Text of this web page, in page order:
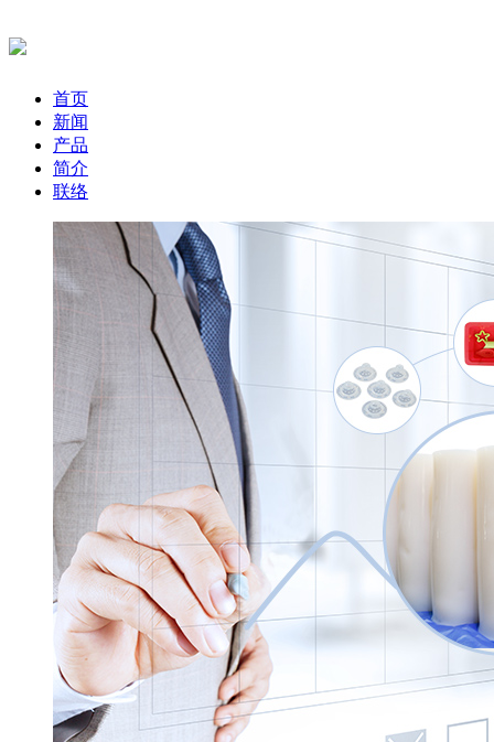
首页
新闻
产品
简介
联络